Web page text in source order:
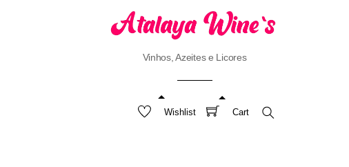
Vinhos, Azeites e Licores
Wishlist Cart